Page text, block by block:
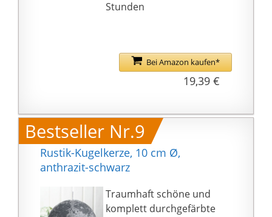
Stunden
Bei Amazon kaufen*
19,39 €
Bestseller Nr.9
Rustik-Kugelkerze, 10 cm Ø,
anthrazit-schwarz
Traumhaft schöne und
komplett durchgefärbte